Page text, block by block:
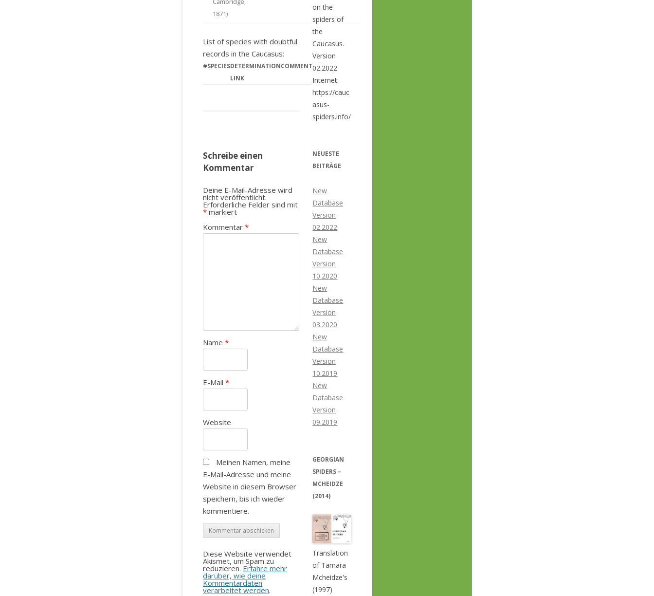
1871)
List of species with doubtful
records in the Caucasus:
#SPECIESDETERMINATION
LINK
COMMENT
Schreibe einen
Kommentar
Deine E-Mail-Adresse wird
nicht veröffentlicht.
Erforderliche Felder sind mit
* markiert
Kommentar*
Name*
E-Mail*
Website
Meinen Namen, meine
E-Mail-Adresse und meine
Website in diesem Browser
speichern, bis ich wieder
kommentiere.
Diese Website verwendet
Akismet, um Spam zu
reduzieren. Erfahre mehr
darüber, wie deine
Kommentardaten
verarbeitet werden.
on the
spiders of
the
Caucasus.
Version
02.2022
Internet:
https://cauc
asus-
spiders.info/
NEUESTE
BEITRÄGE
New
Database
Version
02.2022
New
Database
Version
10.2020
New
Database
Version
03.2020
New
Database
Version
10.2019
New
Database
Version
09.2019
GEORGIAN
SPIDERS –
MCHEIDZE
(2014)
Translation
of Tamara
Mcheidze's
(1997)